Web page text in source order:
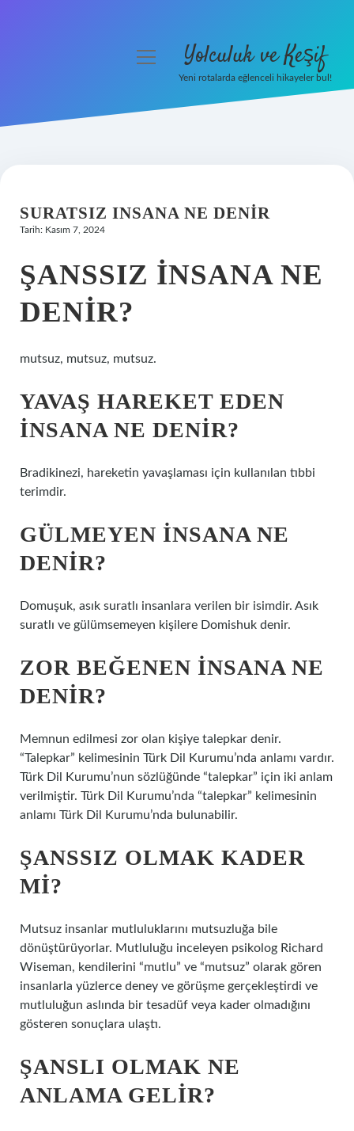
Hakkımızda
menüyü Yolculuk ve Keşif
Yeni rotalarda eğlenceli hikayeler bul!
SURATSIZ INSANA NE DENIR
Tarih: Kasım 7, 2024
ŞANSSIZ INSANA NE
DENIR?
mutsuz, mutsuz, mutsuz.
YAVAŞ HAREKET EDEN
INSANA NE DENIR?
Bradikinezi, hareketin yavaşlaması için kullanılan tıbbi
terimdir.
GÜLMEYEN INSANA NE
DENIR?
Domuşuk, asık suratlı insanlara verilen bir isimdir. Asık
suratlı ve gülümsemeyen kişilere Domishuk denir.
ZOR BEĞENEN INSANA NE
DENIR?
Memnun edilmesi zor olan kişiye talepkar denir.
“Talepkar” kelimesinin Türk Dil Kurumu’nda anlamı vardır.
Türk Dil Kurumu’nun sözlüğünde “talepkar” için iki anlam
verilmiştir. Türk Dil Kurumu’nda “talepkar” kelimesinin
anlamı Türk Dil Kurumu’nda bulunabilir.
ŞANSSIZ OLMAK KADER
MI?
Mutsuz insanlar mutluluklarını mutsuzluğa bile
dönüştürüyorlar. Mutluluğu inceleyen psikolog Richard
Wiseman, kendilerini “mutlu” ve “mutsuz” olarak gören
insanlarla yüzlerce deney ve görüşme gerçekleştirdi ve
mutluluğun aslında bir tesadüf veya kader olmadığını
gösteren sonuçlara ulaştı.
ŞANSLI OLMAK NE
ANLAMA GELIR?